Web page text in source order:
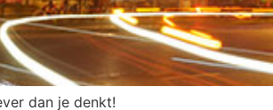
dan je denkt!